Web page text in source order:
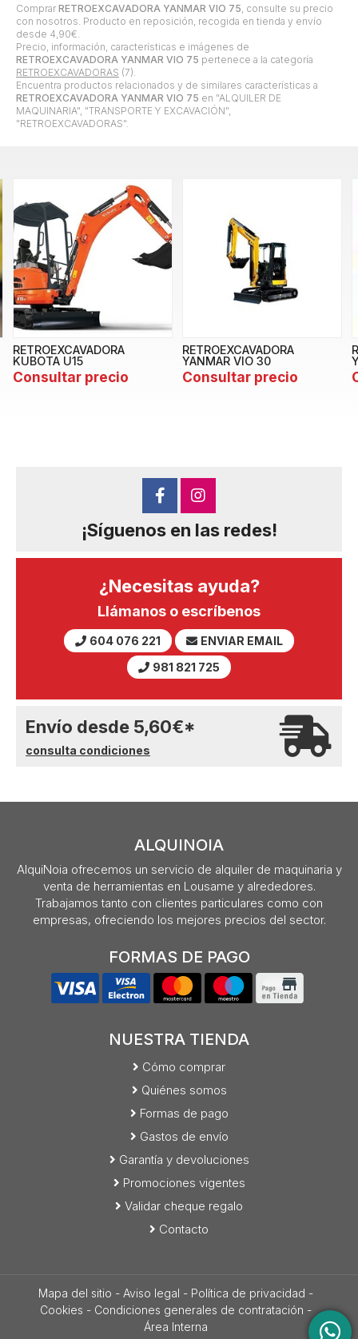
Comprar RETROEXCAVADORA YANMAR VIO 75, consulte su precio
con nosotros. Producto en reposición, recogida en tienda y envío
desde 4,90€.
Precio, información, características e imágenes de
RETROEXCAVADORA YANMAR VIO 75 pertenece a la categoría
RETROEXCAVADORAS (7).
Encuentra productos relacionados y de similares características a
RETROEXCAVADORA YANMAR VIO 75 en "ALQUILER DE
MAQUINARIA", "TRANSPORTE Y EXCAVACIÓN",
"RETROEXCAVADORAS".
RETROEXCAVADORA
KUBOTA U15
Consultar precio
RETROEXCAVADORA
YANMAR VIO 30
Consultar precio
¡Síguenos en las redes!
¿Necesitas ayuda?
Llámanos o escríbenos
604 076 221
ENVIAR EMAIL
981 821 725
Envío desde 5,60€*
consulta condiciones
ALQUINOIA
AlquiNoia ofrecemos un servicio de alquiler de maquinaria y
venta de herramientas en Lousame y alrededores.
Trabajamos tanto con clientes particulares como con
empresas, ofreciendo los mejores precios del sector.
FORMAS DE PAGO
NUESTRA TIENDA
Cómo comprar
Quiénes somos
Formas de pago
Gastos de envío
Garantía y devoluciones
Promociones vigentes
Validar cheque regalo
Contacto
Mapa del sitio - Aviso legal - Política de privacidad -
Cookies - Condiciones generales de contratación -
Área Interna